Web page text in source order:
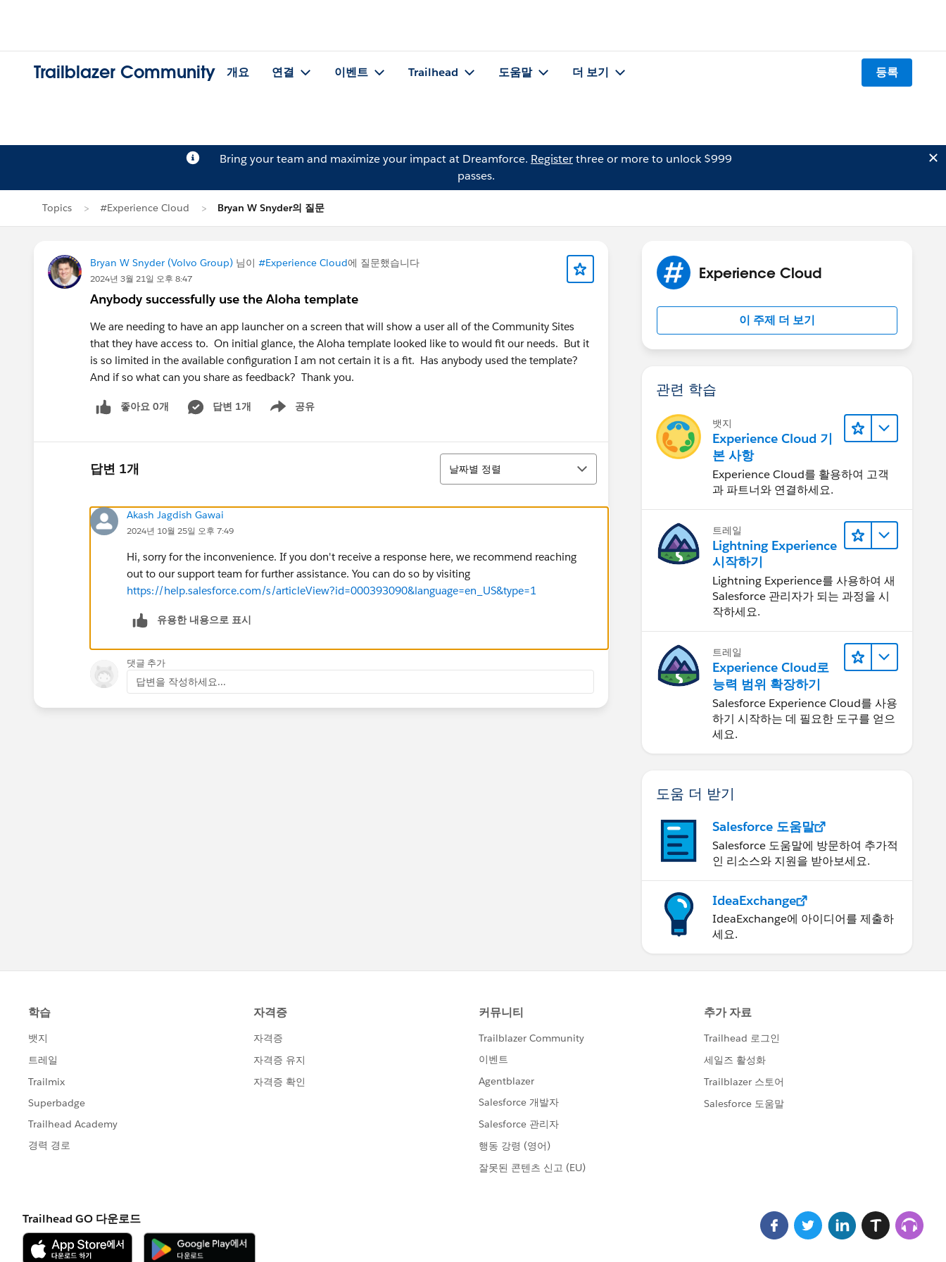
Trailblazer Community 개요 연결 이벤트 Trailhead 도움말 더 보기 등록
Bring your team and maximize your impact at Dreamforce. Registerthree or more to unlock $999
passes.
Topics #Experience Cloud Bryan W Snyder의 질문
Bryan W Snyder (Volvo Group) 님이 #Experience Cloud에 질문했습니다
2024년 3월 21일 오후 8:47
Anybody successfully use the Aloha template
We are needing to have an app launcher on a screen that will show a user all of the Community Sites
that they have access to. On initial glance, the Aloha template looked like to would fit our needs. But it
is so limited in the available configuration I am not certain it is a fit. Has anybody used the template?
And if so what can you share as feedback? Thank you.
좋아요 0개 답변 1개 공유
Show menu
답변 1개
정렬
날짜별 정렬
Akash Jagdish Gawai
2024년 10월 25일 오후 7:49
Hi, sorry for the inconvenience. If you don't receive a response here, we recommend reaching
out to our support team for further assistance. You can do so by visiting
https://help.salesforce.com/s/articleView?id=000393090&language=en_US&type=1
유용한 내용으로 표시
댓글 추가
답변을 작성하세요...
Experience Cloud
이 주제 더 보기
관련 학습
뱃지
Experience Cloud 기
본 사항
Experience Cloud를 활용하여 고객
과 파트너와 연결하세요.
트레일
Lightning Experience
시작하기
Lightning Experience를 사용하여 새
Salesforce 관리자가 되는 과정을 시
작하세요.
트레일
Experience Cloud로
능력 범위 확장하기
Salesforce Experience Cloud를 사용
하기 시작하는 데 필요한 도구를 얻으
세요.
도움 더 받기
Salesforce 도움말
Salesforce 도움말에 방문하여 추가적
인 리소스와 지원을 받아보세요.
IdeaExchange
IdeaExchange에 아이디어를 제출하
세요.